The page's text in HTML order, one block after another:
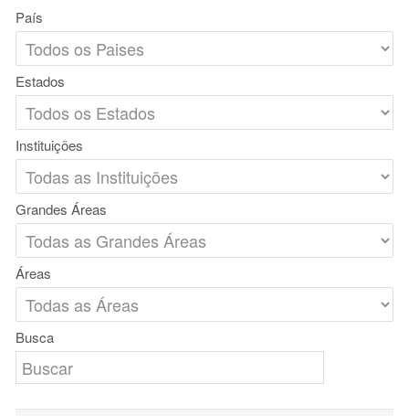
País
Estados
Instituições
Grandes Áreas
Áreas
Busca